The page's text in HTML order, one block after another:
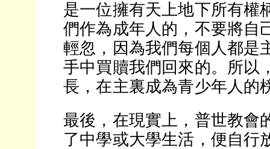
是一位擁有天上地下所有權
們作為成年人的，不要將自
輕忽，因為我們每個人都是
手中買贖我們回來的。所以
長，在主裏成為青少年人的
最後，在現實上，普世教會
了中學或大學生活，便自行